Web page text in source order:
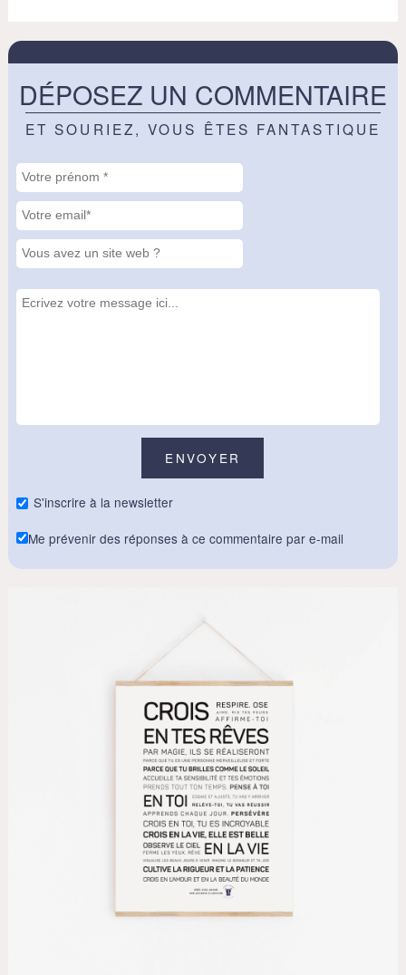
DÉPOSEZ UN COMMENTAIRE
ET SOURIEZ, VOUS ÊTES FANTASTIQUE
S'inscrire à la newsletter
Me prévenir des réponses à ce commentaire par e-mail